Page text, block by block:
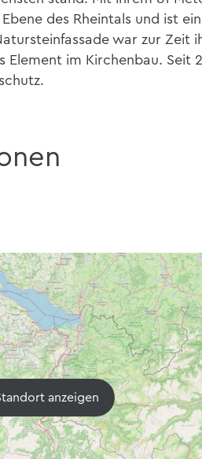
des Rheintals und ist
war zur Zeit
Element im Kirchenbau. Seit
anzeigen